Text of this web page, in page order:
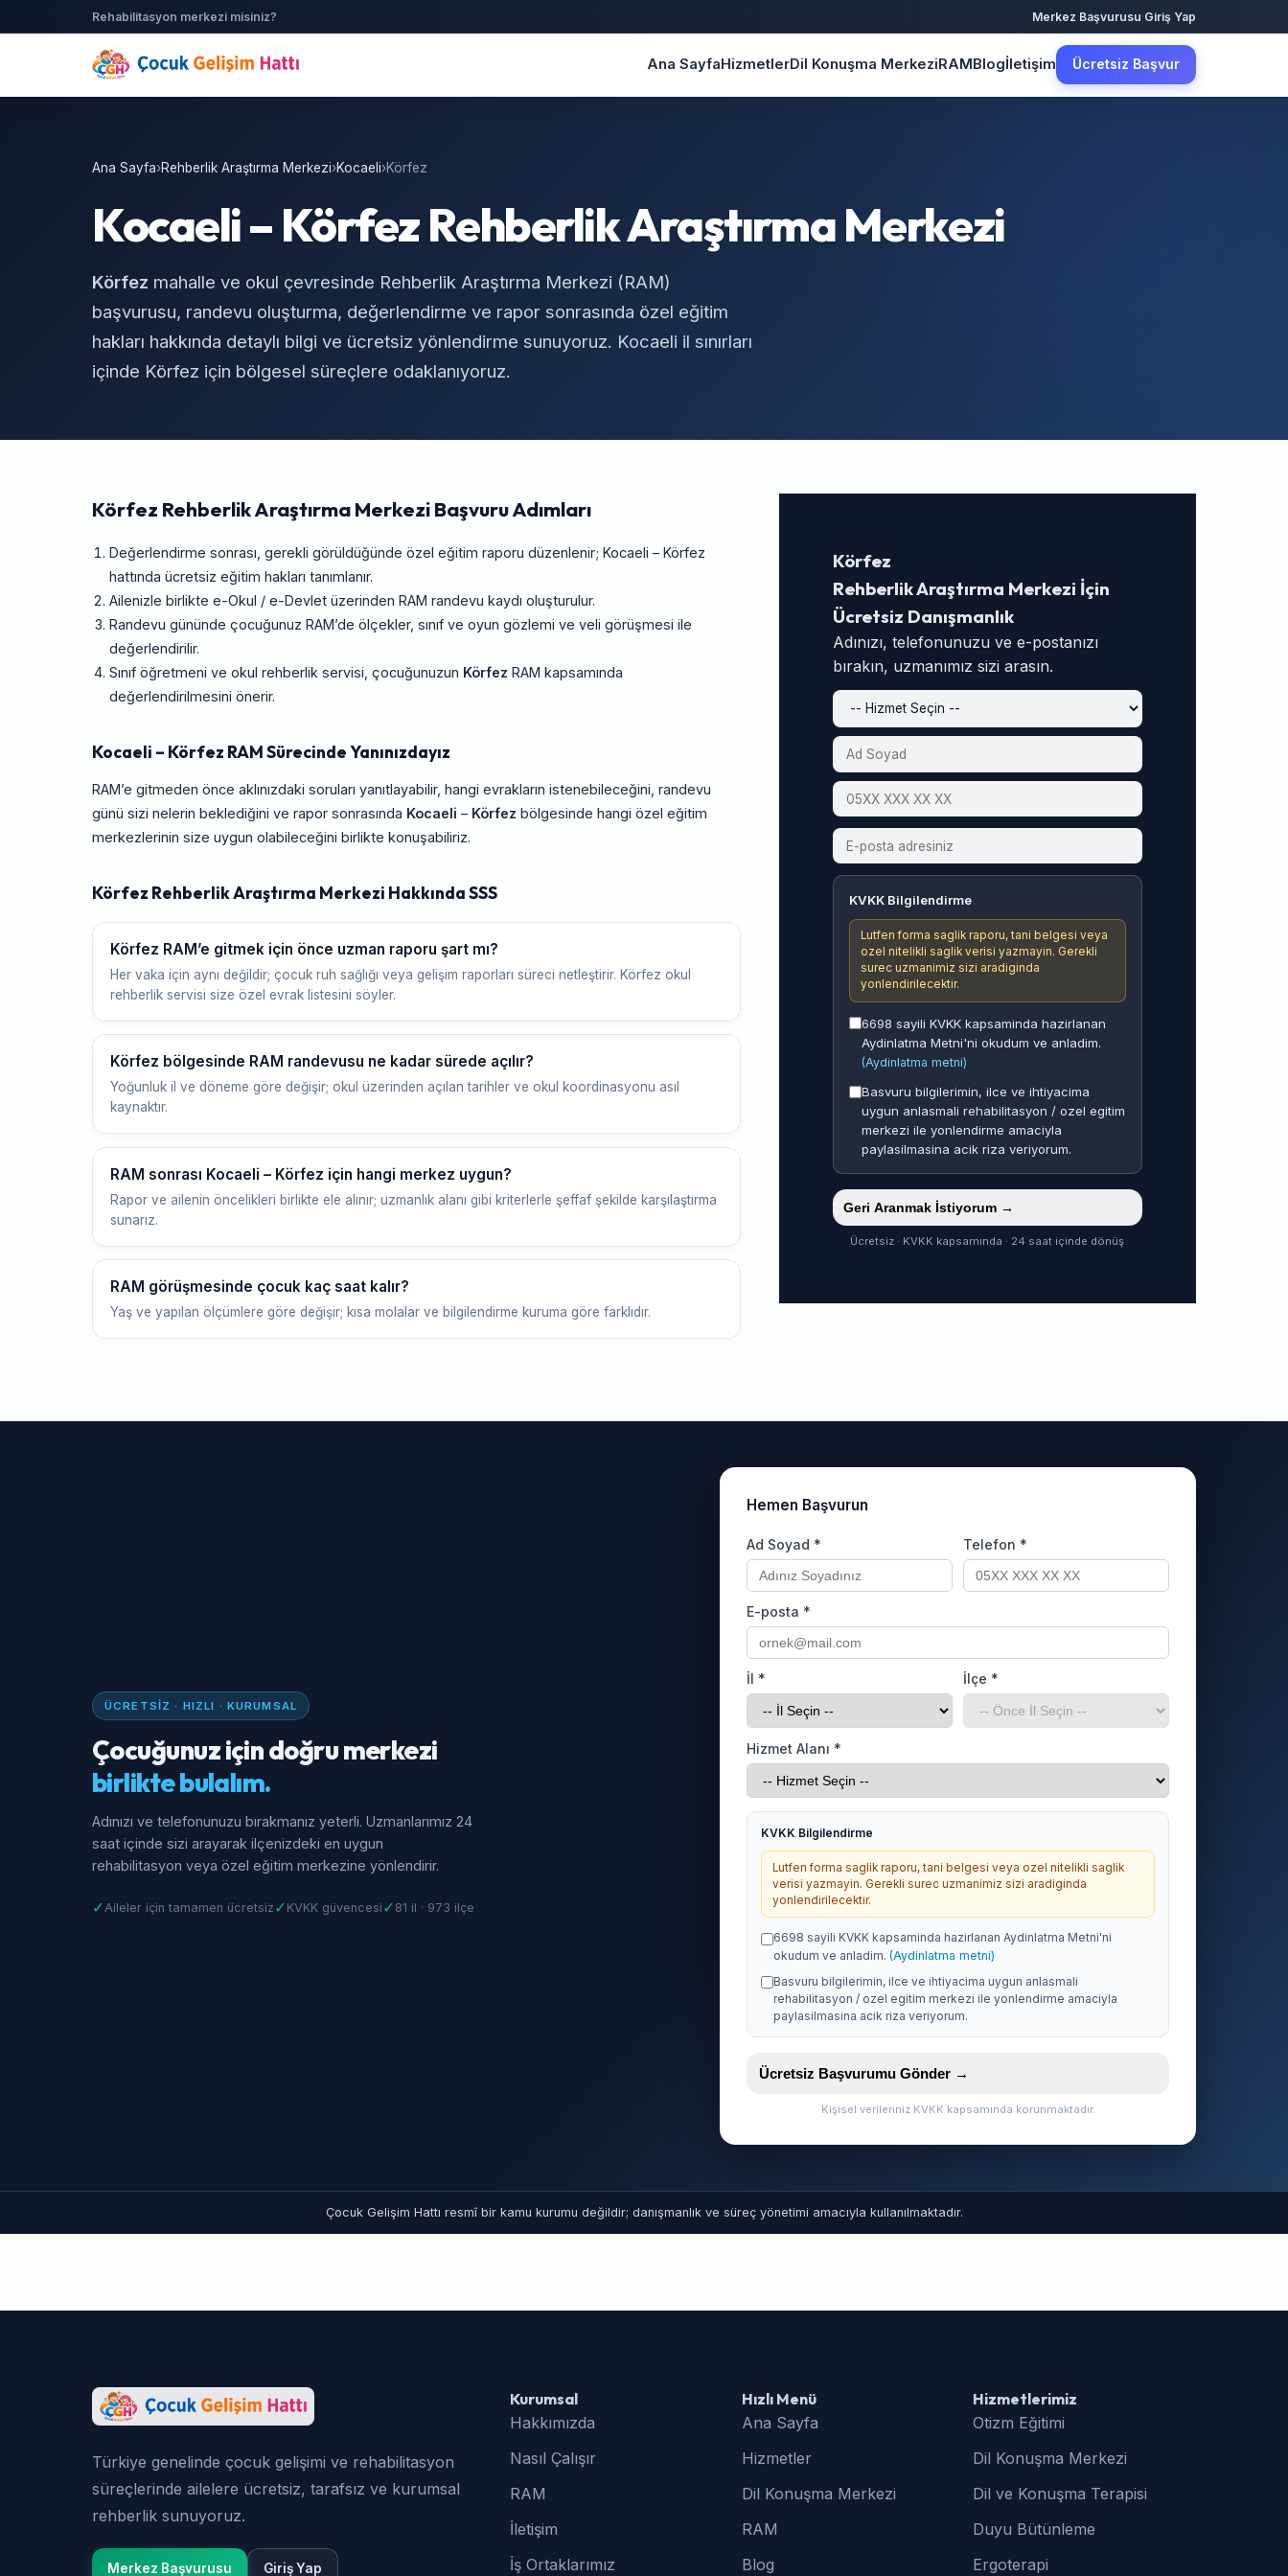
Rehabilitasyon merkezi misiniz? Merkez Başvurusu·Giriş Yap
Ana SayfaHizmetlerDil Konuşma MerkeziRAMBlogİletişim Ücretsiz Başvur
Ana Sayfa›Rehberlik Araştırma Merkezi›Kocaeli›Körfez
Kocaeli – Körfez Rehberlik Araştırma Merkezi
Körfez mahalle ve okul çevresinde Rehberlik Araştırma Merkezi (RAM)
başvurusu, randevu oluşturma, değerlendirme ve rapor sonrasında özel eğitim
hakları hakkında detaylı bilgi ve ücretsiz yönlendirme sunuyoruz. Kocaeli il sınırları
içinde Körfez için bölgesel süreçlere odaklanıyoruz.
Körfez Rehberlik Araştırma Merkezi Başvuru Adımları
Değerlendirme sonrası, gerekli görüldüğünde özel eğitim raporu düzenlenir; Kocaeli – Körfez
hattında ücretsiz eğitim hakları tanımlanır.
Ailenizle birlikte e-Okul / e-Devlet üzerinden RAM randevu kaydı oluşturulur.
Randevu gününde çocuğunuz RAM’de ölçekler, sınıf ve oyun gözlemi ve veli görüşmesi ile
değerlendirilir.
Sınıf öğretmeni ve okul rehberlik servisi, çocuğunuzun Körfez RAM kapsamında
değerlendirilmesini önerir.
Kocaeli – Körfez RAM Sürecinde Yanınızdayız
RAM’e gitmeden önce aklınızdaki soruları yanıtlayabilir, hangi evrakların istenebileceğini, randevu
günü sizi nelerin beklediğini ve rapor sonrasında Kocaeli – Körfez bölgesinde hangi özel eğitim
merkezlerinin size uygun olabileceğini birlikte konuşabiliriz.
Körfez Rehberlik Araştırma Merkezi Hakkında SSS
Körfez RAM’e gitmek için önce uzman raporu şart mı?
Her vaka için aynı değildir; çocuk ruh sağlığı veya gelişim raporları süreci netleştirir. Körfez okul
rehberlik servisi size özel evrak listesini söyler.
Körfez bölgesinde RAM randevusu ne kadar sürede açılır?
Yoğunluk il ve döneme göre değişir; okul üzerinden açılan tarihler ve okul koordinasyonu asıl
kaynaktır.
RAM sonrası Kocaeli – Körfez için hangi merkez uygun?
Rapor ve ailenin öncelikleri birlikte ele alınır; uzmanlık alanı gibi kriterlerle şeffaf şekilde karşılaştırma
sunarız.
RAM görüşmesinde çocuk kaç saat kalır?
Yaş ve yapılan ölçümlere göre değişir; kısa molalar ve bilgilendirme kuruma göre farklıdır.
Körfez
Rehberlik Araştırma Merkezi İçin
Ücretsiz Danışmanlık
Adınızı, telefonunuzu ve e-postanızı
bırakın, uzmanımız sizi arasın.
KVKK Bilgilendirme
Lutfen forma saglik raporu, tani belgesi veya
ozel nitelikli saglik verisi yazmayin. Gerekli
surec uzmanimiz sizi aradiginda
yonlendirilecektir.
6698 sayili KVKK kapsaminda hazirlanan
Aydinlatma Metni'ni okudum ve anladim.
(Aydinlatma metni)
Basvuru bilgilerimin, ilce ve ihtiyacima
uygun anlasmali rehabilitasyon / ozel egitim
merkezi ile yonlendirme amaciyla
paylasilmasina acik riza veriyorum.
Geri Aranmak İstiyorum →
Ücretsiz · KVKK kapsamında · 24 saat içinde dönüş
ÜCRETSIZ · HIZLI · KURUMSAL
Çocuğunuz için doğru merkezi
birlikte bulalım.
Adınızı ve telefonunuzu bırakmanız yeterli. Uzmanlarımız 24
saat içinde sizi arayarak ilçenizdeki en uygun
rehabilitasyon veya özel eğitim merkezine yönlendirir.
✓ Aileler için tamamen ücretsiz ✓ KVKK güvencesi ✓ 81 il · 973 ilçe
Hemen Başvurun
Ad Soyad * Telefon *
E-posta *
İl * İlçe *
Hizmet Alanı *
KVKK Bilgilendirme
Lutfen forma saglik raporu, tani belgesi veya ozel nitelikli saglik
verisi yazmayin. Gerekli surec uzmanimiz sizi aradiginda
yonlendirilecektir.
6698 sayili KVKK kapsaminda hazirlanan Aydinlatma Metni'ni
okudum ve anladim. (Aydinlatma metni)
Basvuru bilgilerimin, ilce ve ihtiyacima uygun anlasmali
rehabilitasyon / ozel egitim merkezi ile yonlendirme amaciyla
paylasilmasina acik riza veriyorum.
Ücretsiz Başvurumu Gönder →
Kişisel verileriniz KVKK kapsamında korunmaktadır.
Çocuk Gelişim Hattı resmî bir kamu kurumu değildir; danışmanlık ve süreç yönetimi amacıyla kullanılmaktadır.
Türkiye genelinde çocuk gelişimi ve rehabilitasyon
süreçlerinde ailelere ücretsiz, tarafsız ve kurumsal
rehberlik sunuyoruz.
Merkez Başvurusu Giriş Yap
Kurumsal
Hakkımızda
Nasıl Çalışır
RAM
İletişim
İş Ortaklarımız
Hızlı Menü
Ana Sayfa
Hizmetler
Dil Konuşma Merkezi
RAM
Blog
Hizmetlerimiz
Otizm Eğitimi
Dil Konuşma Merkezi
Dil ve Konuşma Terapisi
Duyu Bütünleme
Ergoterapi